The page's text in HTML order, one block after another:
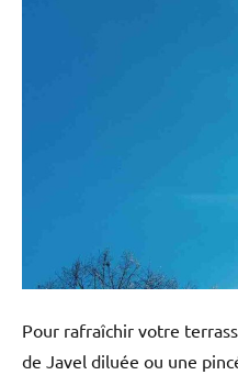
Pour rafraîchir votre
de Javel diluée ou une